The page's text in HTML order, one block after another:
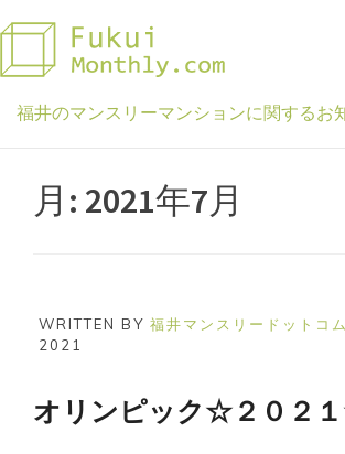
to
content
福井のマンスリーマンションに関するお
月: 2021年7月
WRITTEN BY 福井マンスリードットコム
2021
オリンピック☆２０２